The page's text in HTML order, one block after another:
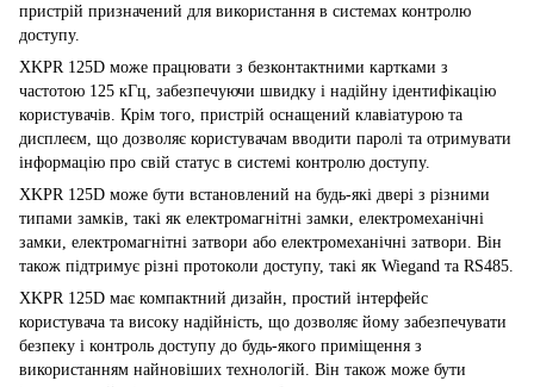
пристрій призначений для використання в системах контролю
доступу.
XKPR 125D може працювати з безконтактними картками з
частотою 125 кГц, забезпечуючи швидку і надійну ідентифікацію
користувачів. Крім того, пристрій оснащений клавіатурою та
дисплеєм, що дозволяє користувачам вводити паролі та отримувати
інформацію про свій статус в системі контролю доступу.
XKPR 125D може бути встановлений на будь-які двері з різними
типами замків, такі як електромагнітні замки, електромеханічні
замки, електромагнітні затвори або електромеханічні затвори. Він
також підтримує різні протоколи доступу, такі як Wiegand та RS485.
XKPR 125D має компактний дизайн, простий інтерфейс
користувача та високу надійність, що дозволяє йому забезпечувати
безпеку і контроль доступу до будь-якого приміщення з
використанням найновіших технологій. Він також може бути